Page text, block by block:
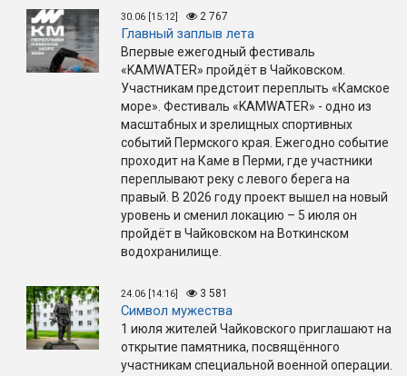
30.06 [15:12] 2 767
Главный заплыв лета
Впервые ежегодный фестиваль
«KAMWATER» пройдёт в Чайковском.
Участникам предстоит переплыть «Камское
море». Фестиваль «KAMWATER» - одно из
масштабных и зрелищных спортивных
событий Пермского края. Ежегодно событие
проходит на Каме в Перми, где участники
переплывают реку с левого берега на
правый. В 2026 году проект вышел на новый
уровень и сменил локацию – 5 июля он
пройдёт в Чайковском на Воткинском
водохранилище.
24.06 [14:16] 3 581
Символ мужества
1 июля жителей Чайковского приглашают на
открытие памятника, посвящённого
участникам специальной военной операции.